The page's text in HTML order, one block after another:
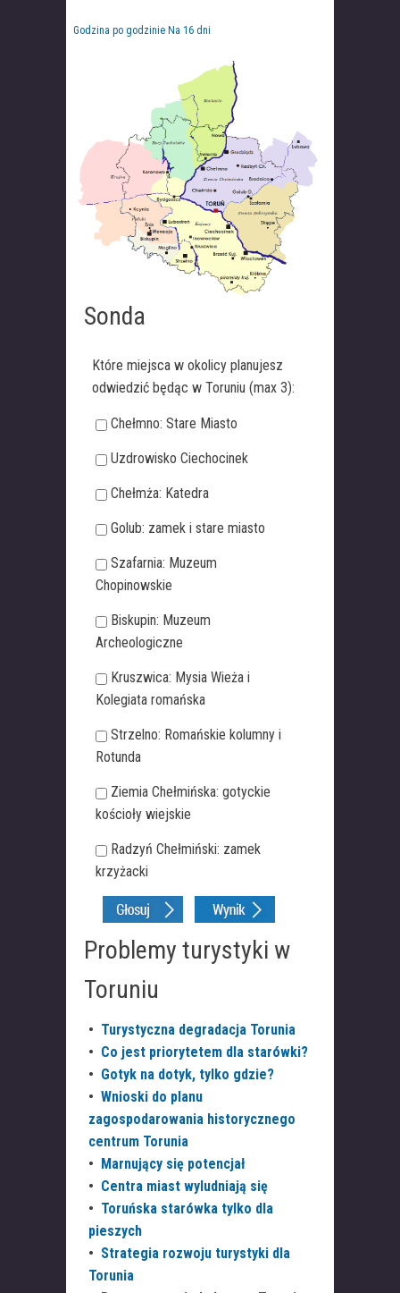
Godzina po godzinie Na 16 dni
Sonda
Które miejsca w okolicy planujesz
odwiedzić będąc w Toruniu (max 3):
Chełmno: Stare Miasto
Uzdrowisko Ciechocinek
Chełmża: Katedra
Golub: zamek i stare miasto
Szafarnia: Muzeum
Chopinowskie
Biskupin: Muzeum
Archeologiczne
Kruszwica: Mysia Wieża i
Kolegiata romańska
Strzelno: Romańskie kolumny i
Rotunda
Ziemia Chełmińska: gotyckie
kościoły wiejskie
Radzyń Chełmiński: zamek
krzyżacki
Problemy turystyki w
Toruniu
• Turystyczna degradacja Torunia
• Co jest priorytetem dla starówki?
• Gotyk na dotyk, tylko gdzie?
• Wnioski do planu
zagospodarowania historycznego
centrum Torunia
•
Marnujący się potencjał
• Centra miast wyludniają się
• Toruńska starówka tylko dla
pieszych
• Strategia rozwoju turystyki dla
Torunia